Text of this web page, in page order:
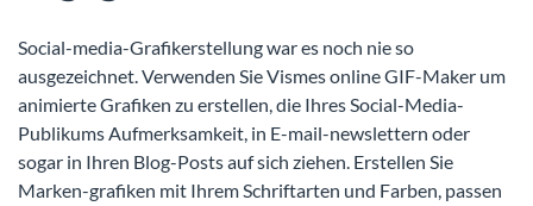
Social-media-Grafikerstellung war es noch nie so
ausgezeichnet. Verwenden Sie Vismes online GIF-Maker um
animierte Grafiken zu erstellen, die Ihres Social-Media-
Publikums Aufmerksamkeit, in E-mail-newslettern oder
sogar in Ihren Blog-Posts auf sich ziehen. Erstellen Sie
Marken-grafiken mit Ihrem Schriftarten und Farben, passen